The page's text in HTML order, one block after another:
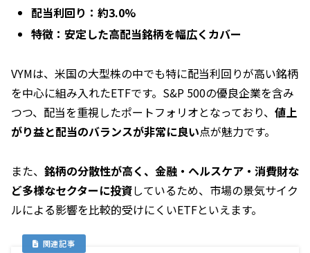
配当利回り：約3.0%
特徴：安定した高配当銘柄を幅広くカバー
VYMは、米国の大型株の中でも特に配当利回りが高い銘柄
を中心に組み入れたETFです。S&P 500の優良企業を含み
つつ、配当を重視したポートフォリオとなっており、 値上
がり益と配当のバランスが非常に良い点が魅力です。
また、 銘柄の分散性が高く、金融・ヘルスケア・消費財な
ど多様なセクターに投資しているため、市場の景気サイク
ルによる影響を比較的受けにくいETFといえます。